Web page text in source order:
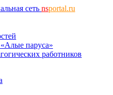
сеть nsportal.ru
паруса»
работников